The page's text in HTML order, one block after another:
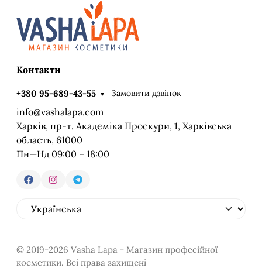
Контакти
+380 95-689-43-55 Замовити дзвінок
info@vashalapa.com
Харків, пр-т. Академіка Проскури, 1, Харківська
область, 61000
Пн—Нд 09:00 – 18:00
© 2019-2026 Vasha Lapa - Магазин професійної
косметики. Всі права захищені